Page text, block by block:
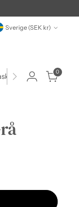
Sverige (SEK kr)
Matlådor &
0